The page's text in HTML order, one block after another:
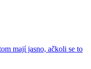
mají jasno, ačkoli se to